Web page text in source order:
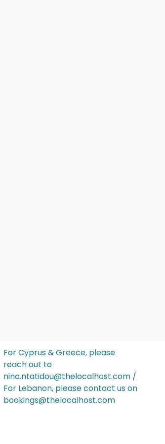
For Cyprus & Greece, please
reach out to
nina.ntatidou@thelocalhost.com /
For Lebanon, please contact us on
bookings@thelocalhost.com